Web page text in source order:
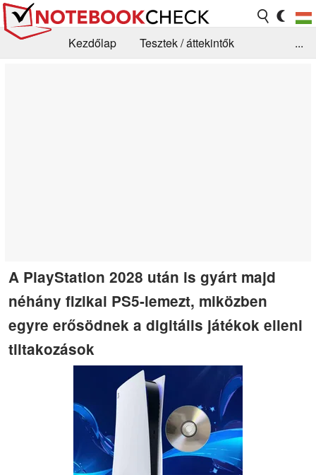
Kezdőlap
Tesztek / áttekintők
...
A PlayStation 2028 után is gyárt majd
néhány fizikai PS5-lemezt, miközben
egyre erősödnek a digitális játékok elleni
tiltakozások